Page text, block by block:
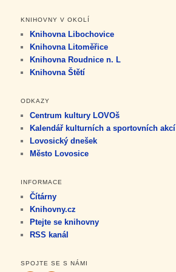
KNIHOVNY V OKOLÍ
Knihovna Libochovice
Knihovna Litoměřice
Knihovna Roudnice n. L
Knihovna Štětí
ODKAZY
Centrum kultury LOVOš
Kalendář kulturních a sportovních akcí
Lovosický dnešek
Město Lovosice
INFORMACE
Čítárny
Knihovny.cz
Ptejte se knihovny
RSS kanál
SPOJTE SE S NÁMI